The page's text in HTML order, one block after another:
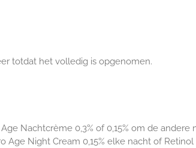
totdat het volledig is opgenomen.
Nachtcrème 0,3% of 0,15% om de andere
Age Night Cream 0,15% elke nacht of Retinol